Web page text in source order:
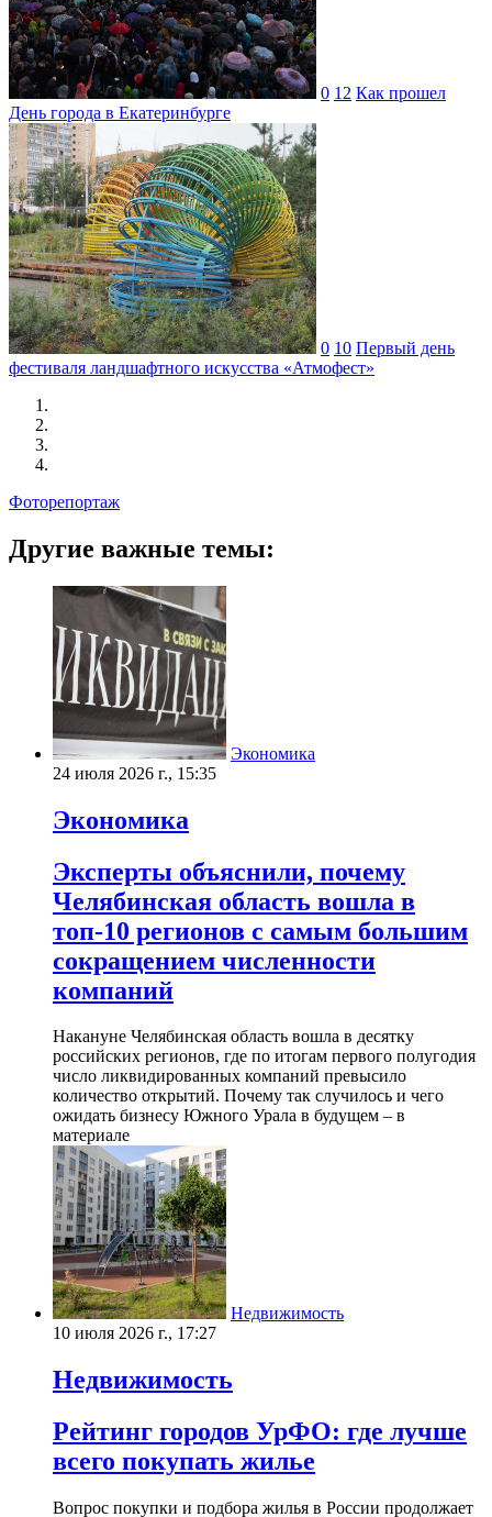
0 12 Как прошел
День города в Екатеринбурге
0 10 Первый день
фестиваля ландшафтного искусства «Атмофест»
Фоторепортаж
Другие важные темы:
Экономика
24 июля 2026 г., 15:35
Экономика
Эксперты объяснили, почему
Челябинская область вошла в
топ-10 регионов с самым большим
сокращением численности
компаний
Накануне Челябинская область вошла в десятку
российских регионов, где по итогам первого полугодия
число ликвидированных компаний превысило
количество открытий. Почему так случилось и чего
ожидать бизнесу Южного Урала в будущем – в
материале
Недвижимость
10 июля 2026 г., 17:27
Недвижимость
Рейтинг городов УрФО: где лучше
всего покупать жилье
Вопрос покупки и подбора жилья в России продолжает